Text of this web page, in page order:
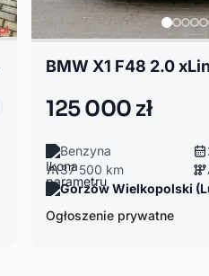
125 000 zł
Benzyna
37 500 km
Gorzów Wielkopolski
Ogłoszenie prywatne